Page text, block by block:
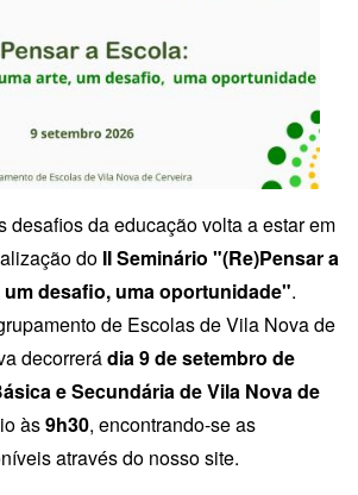
desafios da educação volta a estar em
do II Seminário "(Re)Pensar a
um desafio, uma oportunidade".
de Escolas de Vila Nova de
decorrerádia 9 de setembro de
e Secundária de Vila Nova de
às9h30, encontrando-se as
através do nosso site.